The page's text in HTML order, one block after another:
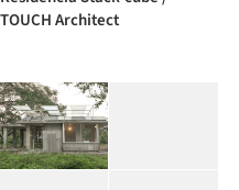
TOUCH Architect